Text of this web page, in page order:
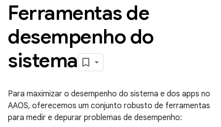
Ferramentas de
desempenho do
sistema
Para maximizar o desempenho do sistema e dos apps no
AAOS, oferecemos um conjunto robusto de ferramentas
para medir e depurar problemas de desempenho: